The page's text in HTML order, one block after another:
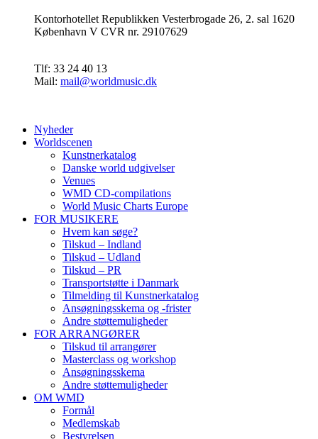
Kontorhotellet Republikken Vesterbrogade 26, 2. sal 1620
København V CVR nr. 29107629
Tlf: 33 24 40 13
Mail: mail@worldmusic.dk
Nyheder
Worldscenen
Kunstnerkatalog
Danske world udgivelser
Venues
WMD CD-compilations
World Music Charts Europe
FOR MUSIKERE
Hvem kan søge?
Tilskud – Indland
Tilskud – Udland
Tilskud – PR
Transportstøtte i Danmark
Tilmelding til Kunstnerkatalog
Ansøgningsskema og -frister
Andre støttemuligheder
FOR ARRANGØRER
Tilskud til arrangører
Masterclass og workshop
Ansøgningsskema
Andre støttemuligheder
OM WMD
Formål
Medlemskab
Bestyrelsen